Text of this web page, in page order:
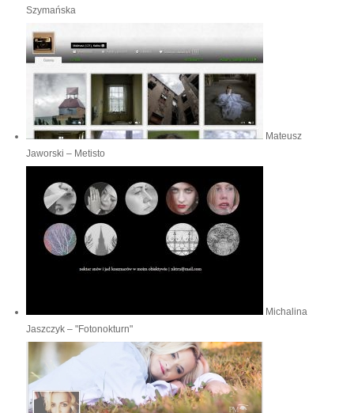
Szymańska
Mateusz
Jaworski – Metisto
Michalina
Jaszczyk – "Fotonokturn"